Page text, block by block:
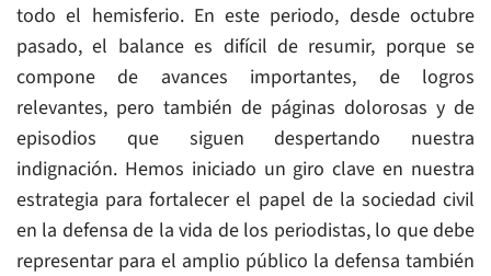
todo el hemisferio. En este periodo, desde octubre
pasado, el balance es difícil de resumir, porque se
compone de avances importantes, de logros
relevantes, pero también de páginas dolorosas y de
episodios que siguen despertando nuestra
indignación. Hemos iniciado un giro clave en nuestra
estrategia para fortalecer el papel de la sociedad civil
en la defensa de la vida de los periodistas, lo que debe
representar para el amplio público la defensa también